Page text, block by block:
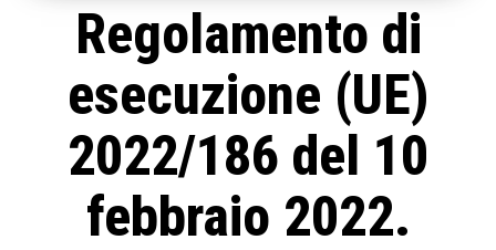
Regolamento di
esecuzione (UE)
2022/186 del 10
febbraio 2022.